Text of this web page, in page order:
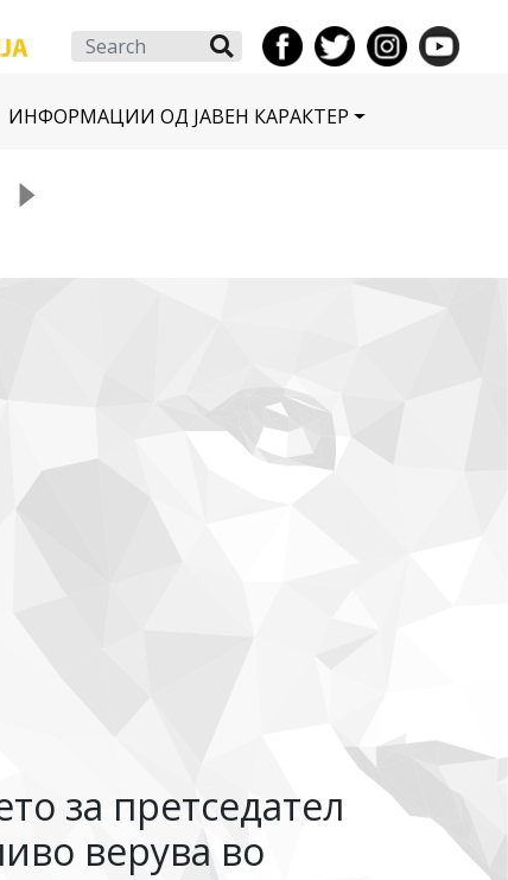
Search
ИНФОРМАЦИИ ОД ЈАВЕН КАРАКТЕР
за претседател
верува во